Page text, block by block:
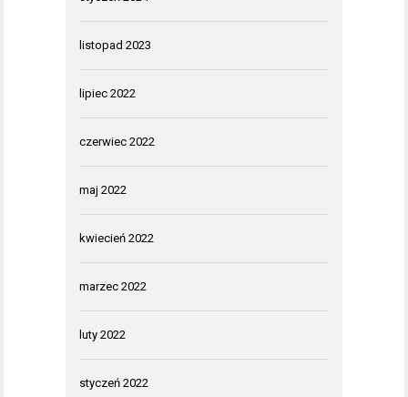
listopad 2023
lipiec 2022
czerwiec 2022
maj 2022
kwiecień 2022
marzec 2022
luty 2022
styczeń 2022